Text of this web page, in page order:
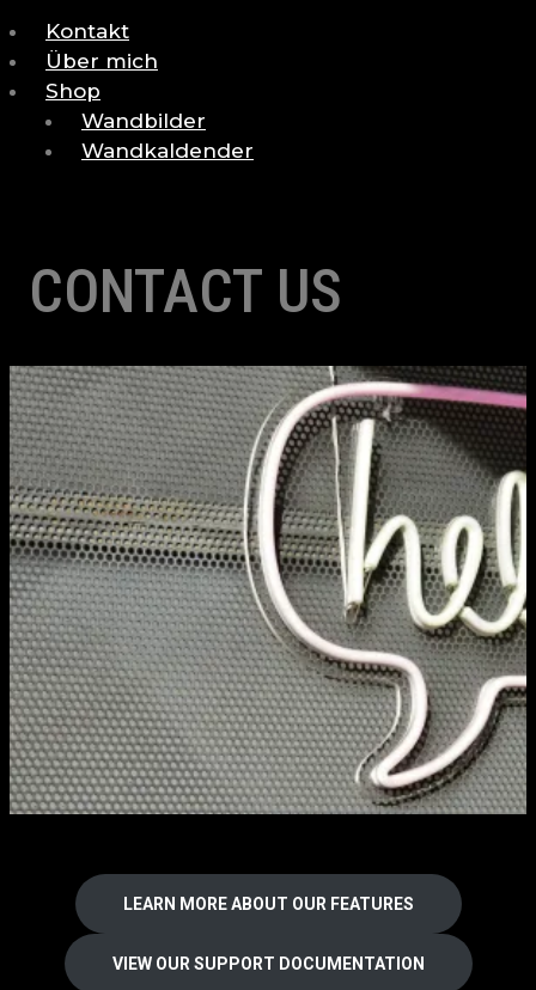
Kontakt
Über mich
Shop
Wandbilder
Wandkaldender
CONTACT US
LEARN MORE ABOUT OUR FEATURES
VIEW OUR SUPPORT DOCUMENTATION